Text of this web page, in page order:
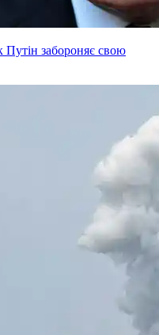
Путін забороняє свою